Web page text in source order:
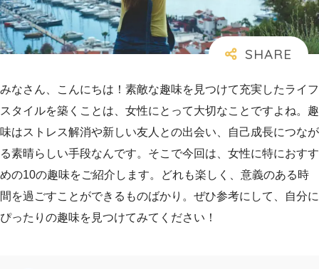
みなさん、こんにちは！素敵な趣味を見つけて充実したライフ
スタイルを築くことは、女性にとって大切なことですよね。趣
味はストレス解消や新しい友人との出会い、自己成長につなが
る素晴らしい手段なんです。そこで今回は、女性に特におすす
めの10の趣味をご紹介します。どれも楽しく、意義のある時
間を過ごすことができるものばかり。ぜひ参考にして、自分に
ぴったりの趣味を見つけてみてください！